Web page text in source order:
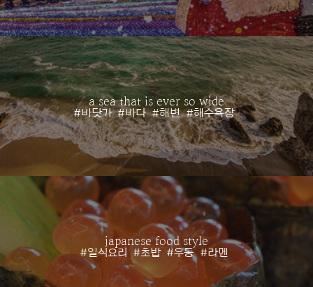
a sea that is ever so wide
#바닷가 #바다 #해변 #해수욕장
japanese food style
#일식요리 #초밥 #우동 #라멘